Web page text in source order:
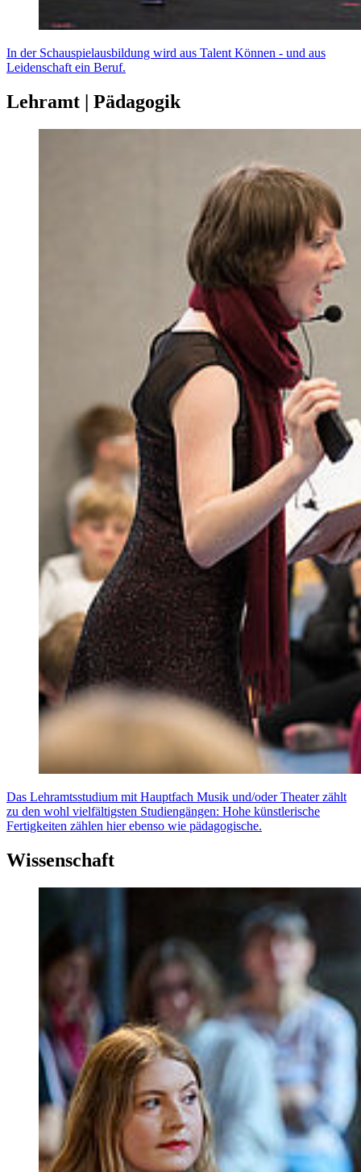
In der Schauspielausbildung wird aus Talent Können - und aus
Leidenschaft ein Beruf.
Lehramt | Pädagogik
Das Lehramtsstudium mit Hauptfach Musik und/oder Theater zählt
zu den wohl vielfältigsten Studiengängen: Hohe künstlerische
Fertigkeiten zählen hier ebenso wie pädagogische.
Wissenschaft